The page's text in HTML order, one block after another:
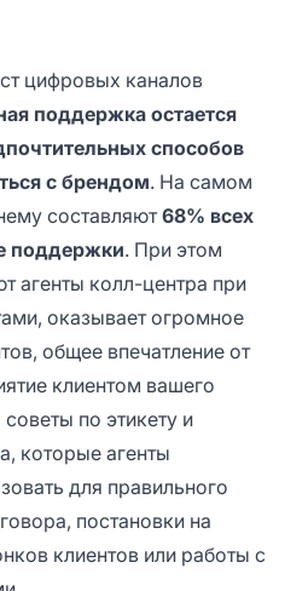
цифровых каналов
поддержка остается
способов
с брендом. На самом
составляют68% всех
поддержки. При этом
агенты колл-центра при
оказывает огромное
общее впечатление от
клиентом вашего
по этикету и
которые агенты
для правильного
постановки на
клиентов или работы с